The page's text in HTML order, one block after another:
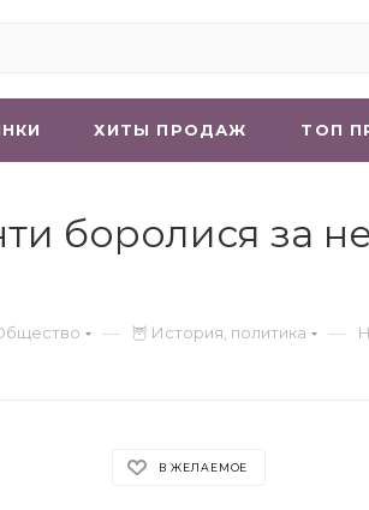
ХИТЫ ПРОДАЖ ТОП
боролися за
— 🦉 История, политика —
В ЖЕЛАЕМОЕ